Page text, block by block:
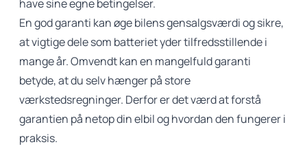
have sine egne betingelser.
En god garanti kan øge bilens gensalgsværdi og sikre,
at vigtige dele som batteriet yder tilfredsstillende i
mange år. Omvendt kan en mangelfuld garanti
betyde, at du selv hænger på store
værkstedsregninger. Derfor er det værd at forstå
garantien på netop din elbil og hvordan den fungerer i
praksis.